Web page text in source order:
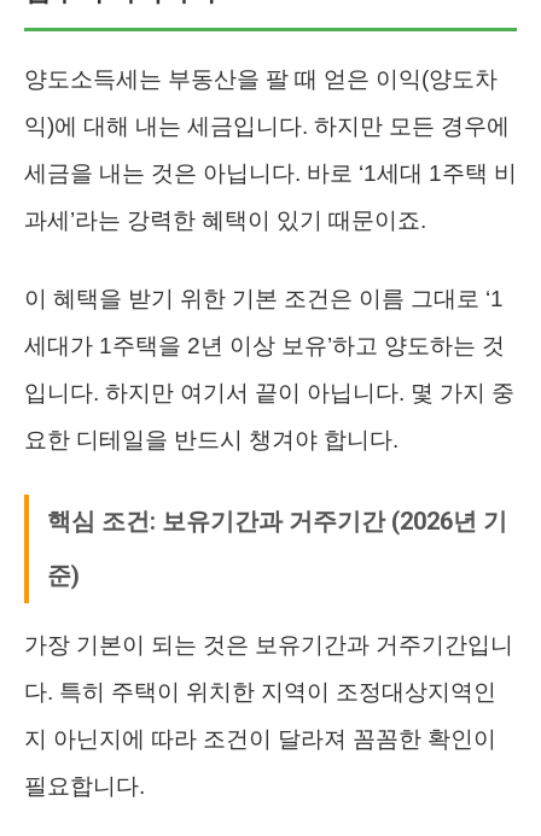
양도소득세는 부동산을 팔 때 얻은 이익(양도차
익)에 대해 내는 세금입니다. 하지만 모든 경우에
세금을 내는 것은 아닙니다. 바로 ‘1세대 1주택 비
과세’라는 강력한 혜택이 있기 때문이죠.
이 혜택을 받기 위한 기본 조건은 이름 그대로 ‘1
세대가 1주택을 2년 이상 보유’하고 양도하는 것
입니다. 하지만 여기서 끝이 아닙니다. 몇 가지 중
요한 디테일을 반드시 챙겨야 합니다.
핵심 조건: 보유기간과 거주기간 (2026년 기
준)
가장 기본이 되는 것은 보유기간과 거주기간입니
다. 특히 주택이 위치한 지역이 조정대상지역인
지 아닌지에 따라 조건이 달라져 꼼꼼한 확인이
필요합니다.